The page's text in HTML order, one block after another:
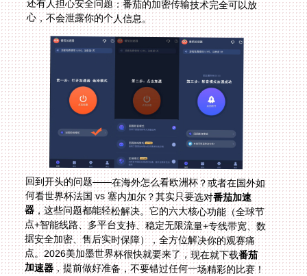
心，不会泄露你的个人信息。
回到开头的问题——在海外怎么看欧洲杯？或者在国外如
何看世界杯法国 vs 塞内加尔？其实只要选对番茄加速
器，这些问题都能轻松解决。它的六大核心功能（全球节
点+智能线路、多平台支持、稳定无限流量+专线带宽、数
据安全加密、售后实时保障），全方位解决你的观赛痛
点。2026美加墨世界杯很快就要来了，现在就下载番茄
加速器，提前做好准备，不要错过任何一场精彩的比赛！